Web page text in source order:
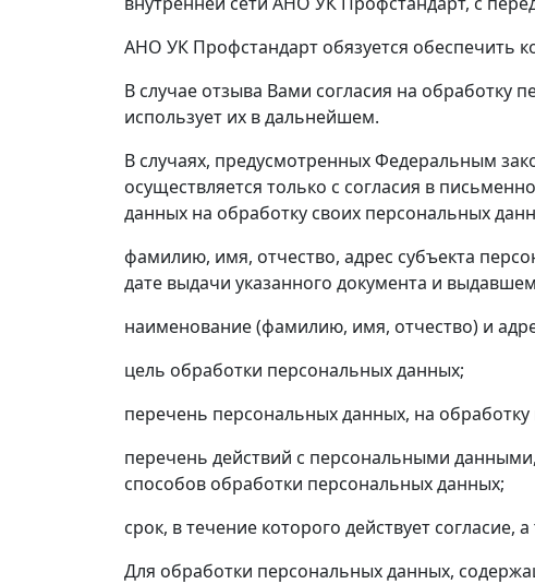
АНО УК Профстандарт обязуется обеспечить
В случае отзыва Вами согласия на
использует их в дальнейшем.
В случаях, предусмотренных Федеральным
осуществляется только с согласия в
данных на обработку своих персональных
фамилию, имя, отчество, адрес субъекта
дате выдачи указанного документа и
наименование (фамилию, имя, отчество) и
цель обработки персональных данных;
перечень персональных данных, на
перечень действий с персональными
способов обработки персональных данных;
срок, в течение которого действует согласие,
Для обработки персональных данных,